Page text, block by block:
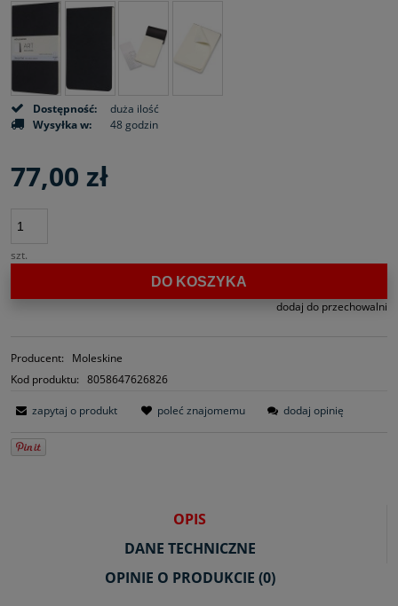
Dostępność:
duża ilość
Wysyłka w:
48 godzin
77,00 zł
szt.
DO KOSZYKA
dodaj do przechowalni
Producent:
Moleskine
Kod produktu: 8058647626826
zapytaj o produkt poleć znajomemu dodaj opinię
OPIS
DANE TECHNICZNE
OPINIE O PRODUKCIE (0)